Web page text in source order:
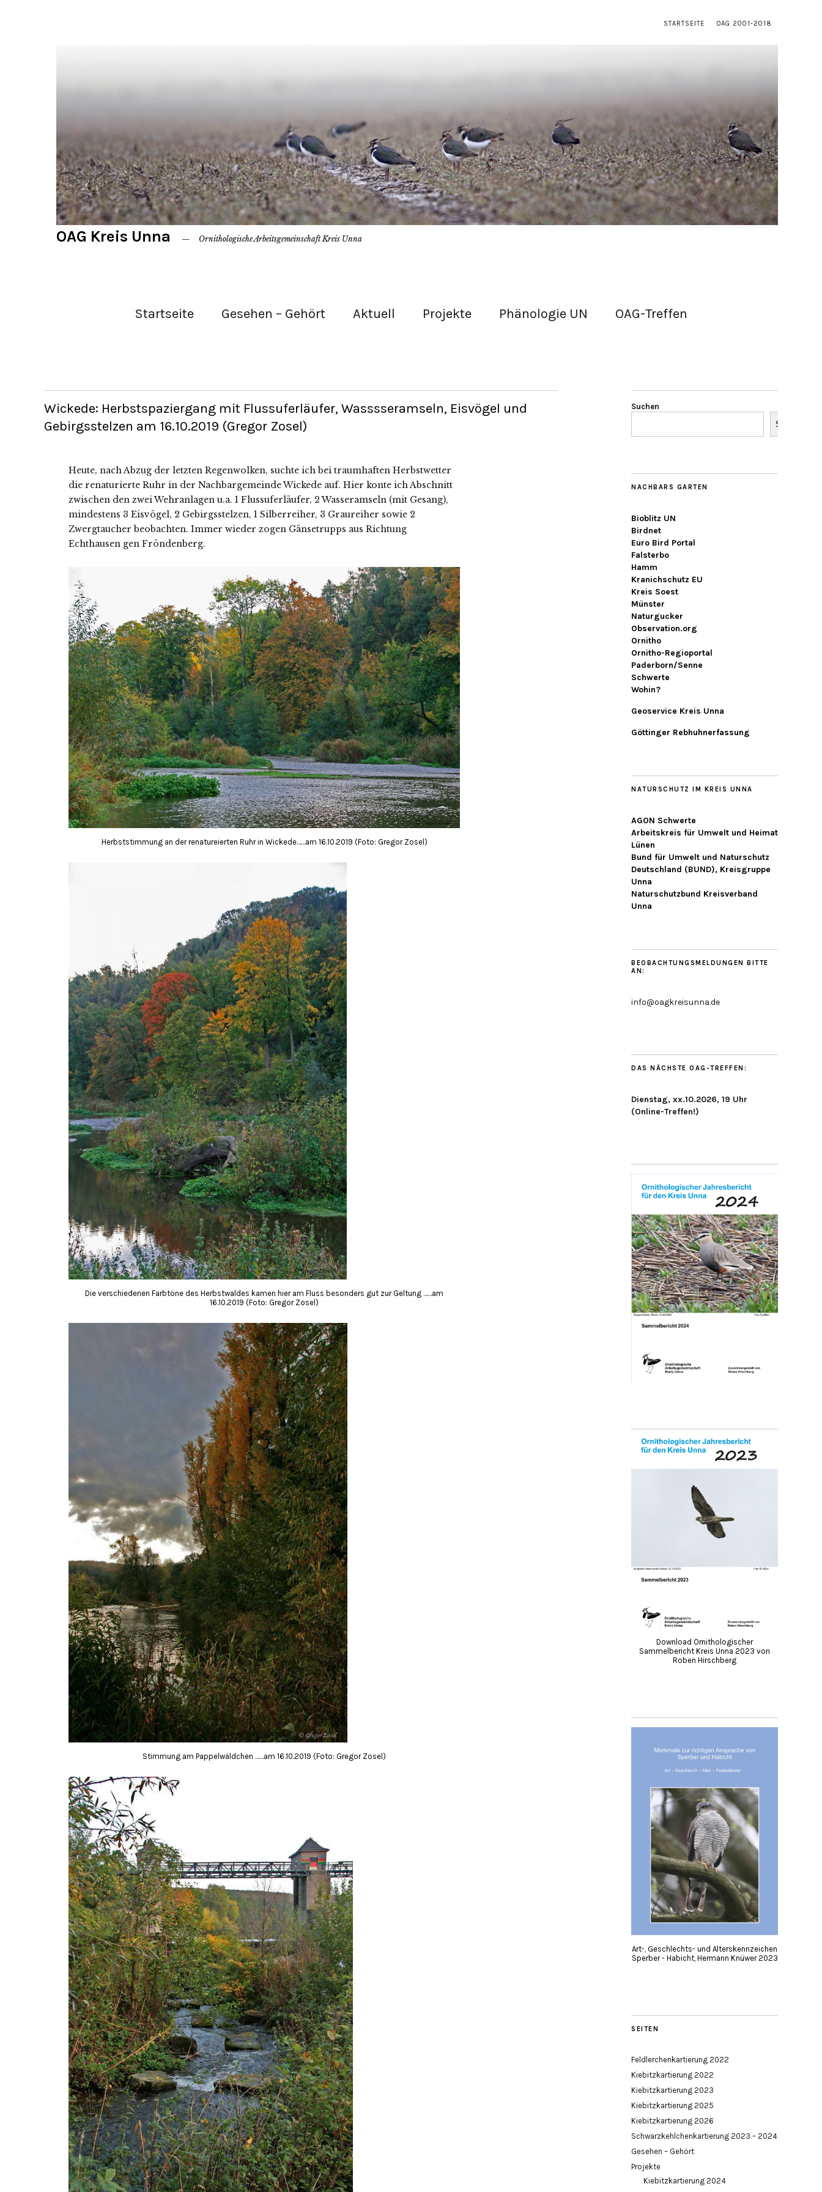
STARTSEITE OAG 2001-2018
OAG Kreis Unna Ornithologische Arbeitsgemeinschaft Kreis Unna
Startseite Gesehen – Gehört Aktuell Projekte Phänologie UN OAG-Treffen
Wickede: Herbstspaziergang mit Flussuferläufer, Wasssseramseln, Eisvögel und
Gebirgsstelzen am 16.10.2019 (Gregor Zosel)
Heute, nach Abzug der letzten Regenwolken, suchte ich bei traumhaften Herbstwetter
die renaturierte Ruhr in der Nachbargemeinde Wickede auf. Hier konte ich Abschnitt
zwischen den zwei Wehranlagen u.a. 1 Flussuferläufer, 2 Wasseramseln (mit Gesang),
mindestens 3 Eisvögel, 2 Gebirgsstelzen, 1 Silberreiher, 3 Graureiher sowie 2
Zwergtaucher beobachten. Immer wieder zogen Gänsetrupps aus Richtung
Echthausen gen Fröndenberg.
Herbststimmung an der renatureierten Ruhr in Wickede……am 16.10.2019 (Foto: Gregor Zosel)
Die verschiedenen Farbtöne des Herbstwaldes kamen hier am Fluss besonders gut zur Geltung ……am
16.10.2019 (Foto: Gregor Zosel)
Stimmung am Pappelwäldchen ……am 16.10.2019 (Foto: Gregor Zosel)
Suchen
Suchen
NACHBARS GARTEN
Bioblitz UN
Birdnet
Euro Bird Portal
Falsterbo
Hamm
Kranichschutz EU
Kreis Soest
Münster
Naturgucker
Observation.org
Ornitho
Ornitho-Regioportal
Paderborn/Senne
Schwerte
Wohin?
Geoservice Kreis Unna
Göttinger Rebhuhnerfassung
NATURSCHUTZ IM KREIS UNNA
AGON Schwerte
Arbeitskreis für Umwelt und Heimat
Lünen
Bund für Umwelt und Naturschutz
Deutschland (BUND), Kreisgruppe
Unna
Naturschutzbund Kreisverband
Unna
BEOBACHTUNGSMELDUNGEN BITTE
AN:
info@oagkreisunna.de
DAS NÄCHSTE OAG-TREFFEN:
Dienstag, xx.10.2026, 19 Uhr
(Online-Treffen!)
Download Ornithologischer
Sammelbericht Kreis Unna 2023 von
Roben Hirschberg
Art-, Geschlechts- und Alterskennzeichen
Sperber - Habicht, Hermann Knüwer 2023
SEITEN
Feldlerchenkartierung 2022
Kiebitzkartierung 2022
Kiebitzkartierung 2023
Kiebitzkartierung 2025
Kiebitzkartierung 2026
Schwarzkehlchenkartierung 2023 – 2024
Gesehen – Gehört
Projekte
Kiebitzkartierung 2024